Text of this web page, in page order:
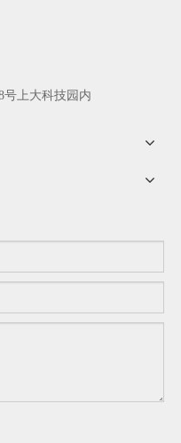
主要采用优质的合金钢或者
号上大科技园内